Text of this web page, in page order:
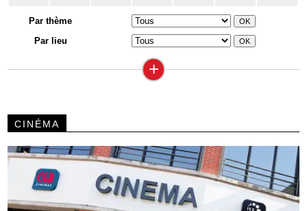
Par thème
Par lieu
+
CINÉMA